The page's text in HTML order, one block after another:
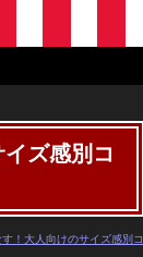
ズ感別コ
！大人向けのサイズ感別コ